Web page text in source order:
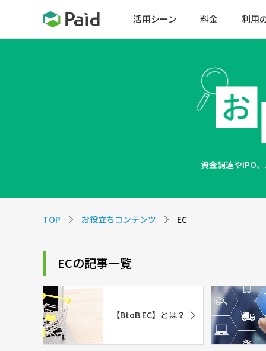
活用シーン 料金 利用
資金調達やIPO
TOP お役立ちコンテンツ EC
ECの記事一覧
【BtoB EC】とは？